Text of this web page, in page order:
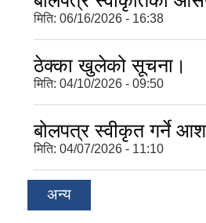
मिति: 06/16/2026 - 16:38
ठेक्का खुलेको सूचना।
मिति: 04/10/2026 - 09:50
बोलपत्र स्वीकृत गर्ने
मिति: 04/07/2026 - 11:10
अन्य